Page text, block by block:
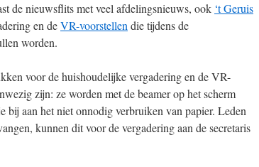
de nieuwsflits met veel afdelingsnieuws, ook ‘t Geruis
en deVR-voorstellen die tijdens de
worden.
voor de huishoudelijke vergadering en de VR-
zijn: ze worden met de beamer op het scherm
bij aan het niet onnodig verbruiken van papier. Leden
kunnen dit voor de vergadering aan de secretaris